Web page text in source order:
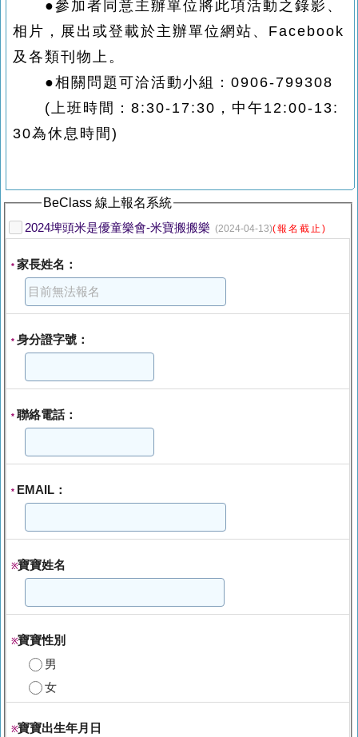
●參加者同意主辦單位將此項活動之錄影、
相片，展出或登載於主辦單位網站、Facebook
及各類刊物上。
●相關問題可洽活動小組：0906-799308
(上班時間：8:30-17:30，中午12:00-13:
30為休息時間)
BeClass 線上報名系統
2024埤頭米是優童樂會-米寶搬搬樂 (2024-04-13)(報名截止)
* 家長姓名：
* 身分證字號：
* 聯絡電話：
* EMAIL：
※寶寶姓名
※寶寶性別
男
女
※寶寶出生年月日